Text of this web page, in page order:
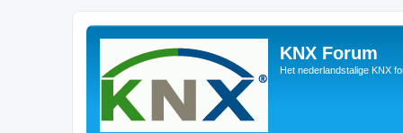
KNX Forum
Het nederlandstalige KNX